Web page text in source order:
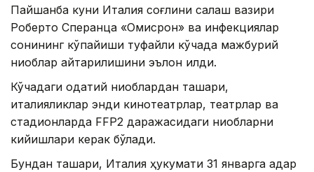
Пайшанба куни Италия соғлиқни сақлаш вазири
Роберто Сперанца «Омиcрон» ва инфекциялар
сонининг кўпайиши туфайли кўчада мажбурий
ниқоблар қайтарилишини эълон қилди.
Кўчадаги одатий ниқоблардан ташқари,
италияликлар энди кинотеатрлар, театрлар ва
стадионларда FFP2 даражасидаги ниқобларни
кийишлари керак бўлади.
Бундан ташқари, Италия ҳукумати 31 январга қадар